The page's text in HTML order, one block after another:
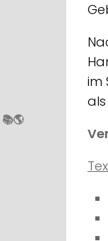
im
📚🌎